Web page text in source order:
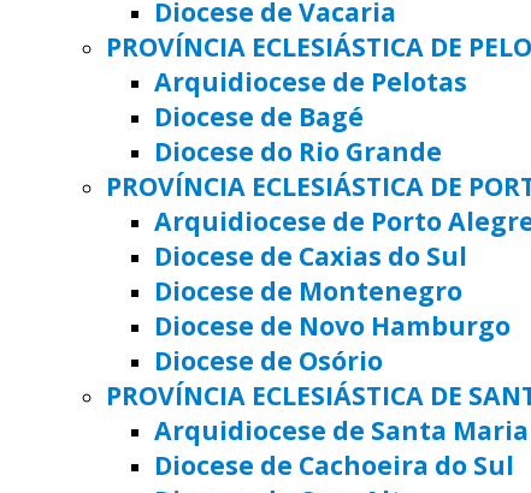
Diocese de Vacaria
PROVÍNCIA ECLESIÁSTICA DE
Arquidiocese de Pelotas
Diocese de Bagé
Diocese do Rio Grande
PROVÍNCIA ECLESIÁSTICA DE
Arquidiocese de Porto
Diocese de Caxias do Sul
Diocese de Montenegro
Diocese de Novo Hamburgo
Diocese de Osório
PROVÍNCIA ECLESIÁSTICA DE
Arquidiocese de Santa Maria
Diocese de Cachoeira do Sul